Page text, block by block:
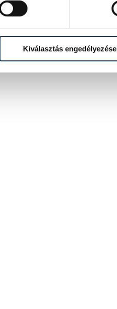
Kiválasztás engedélyezése